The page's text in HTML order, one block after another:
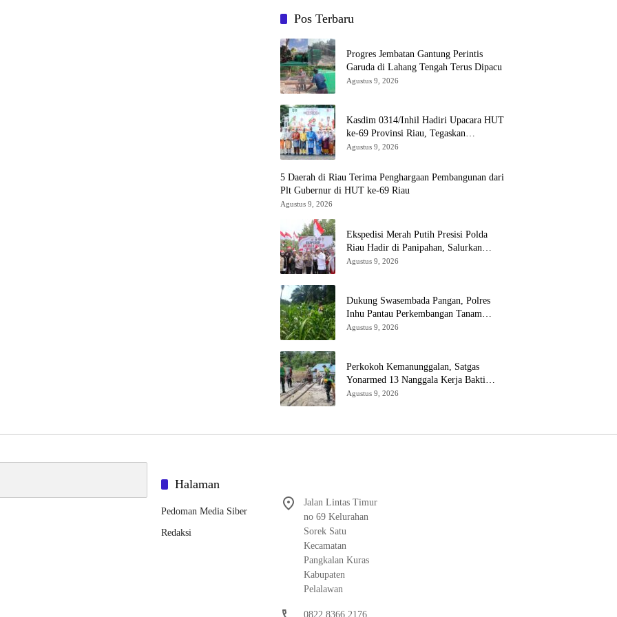
Pos Terbaru
Progres Jembatan Gantung Perintis
Garuda di Lahang Tengah Terus Dipacu
Agustus 9, 2026
Kasdim 0314/Inhil Hadiri Upacara HUT
ke-69 Provinsi Riau, Tegaskan
Komitmen Jaga Persatuan dan
Agustus 9, 2026
5 Daerah di Riau Terima Penghargaan Pembangunan dari
Plt Gubernur di HUT ke-69 Riau
Agustus 9, 2026
Ekspedisi Merah Putih Presisi Polda
Riau Hadir di Panipahan, Salurkan
Bantuan dan Layanan Kesehatan
Agustus 9, 2026
Dukung Swasembada Pangan, Polres
Inhu Pantau Perkembangan Tanam
Agustus 9, 2026
Perkokoh Kemanunggalan, Satgas
Yonarmed 13 Nanggala Kerja Bakti
Bangun Masjid Al-Hikmah di Kapuas
Agustus 9, 2026
Halaman
Pedoman Media Siber
Redaksi
Jalan Lintas Timur
no 69 Kelurahan
Sorek Satu
Kecamatan
Pangkalan Kuras
Kabupaten
Pelalawan
0822 8366 2176